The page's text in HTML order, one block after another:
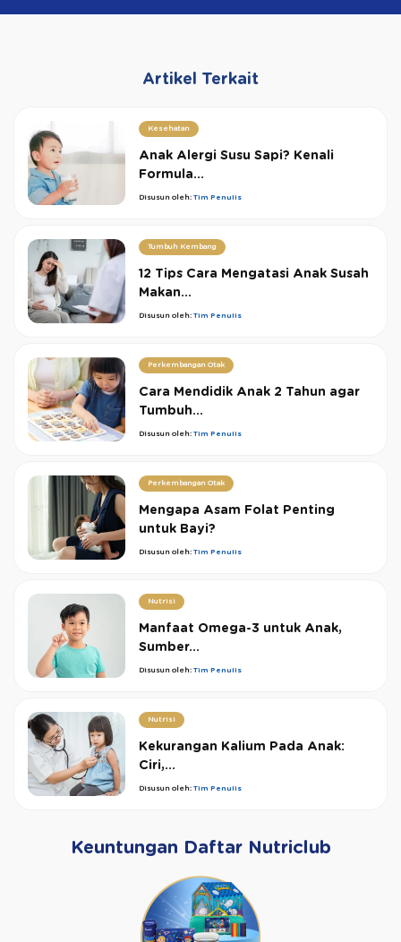
Artikel Terkait
Kesehatan
Anak Alergi Susu Sapi? Kenali
Formula...
Disusun oleh: Tim Penulis
Tumbuh Kembang
12 Tips Cara Mengatasi Anak Susah
Makan...
Disusun oleh: Tim Penulis
Perkembangan Otak
Cara Mendidik Anak 2 Tahun agar
Tumbuh...
Disusun oleh: Tim Penulis
Perkembangan Otak
Mengapa Asam Folat Penting
untuk Bayi?
Disusun oleh: Tim Penulis
Nutrisi
Manfaat Omega-3 untuk Anak,
Sumber...
Disusun oleh: Tim Penulis
Nutrisi
Kekurangan Kalium Pada Anak:
Ciri,...
Disusun oleh: Tim Penulis
Keuntungan Daftar Nutriclub